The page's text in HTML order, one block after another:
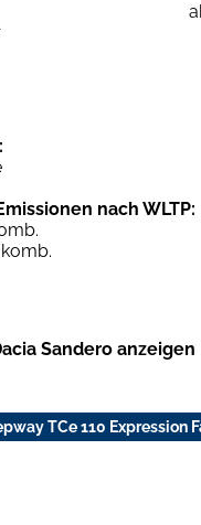
nach WLTP:
Sandero anzeigen
TCe 110 Expression